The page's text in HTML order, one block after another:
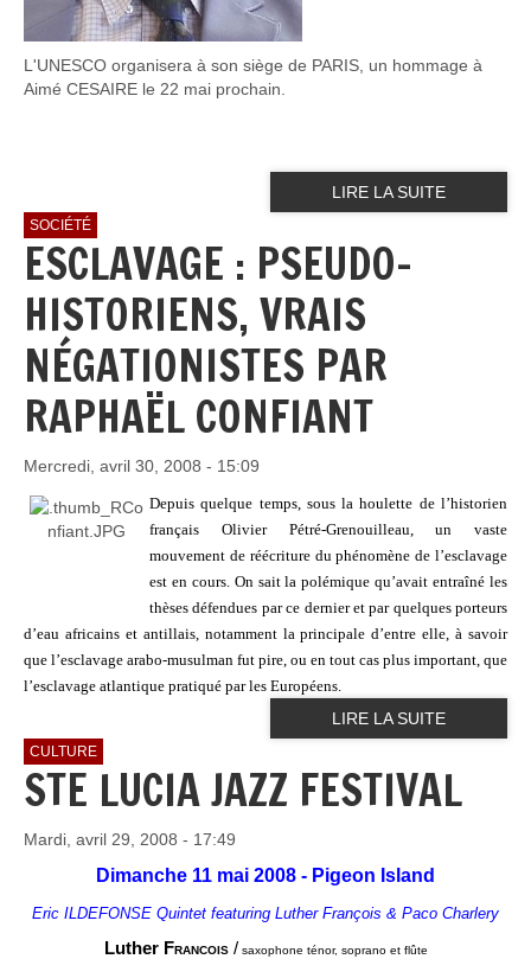
L'UNESCO organisera à son siège de PARIS, un hommage à
Aimé CESAIRE le 22 mai prochain.
LIRE LA SUITE
SOCIÉTÉ
ESCLAVAGE : PSEUDO-
HISTORIENS, VRAIS
NÉGATIONISTES PAR
RAPHAËL CONFIANT
Mercredi, avril 30, 2008 - 15:09
Depuis quelque temps, sous la houlette de l’historien
français Olivier Pétré-Grenouilleau, un vaste
mouvement de réécriture du phénomène de l’esclavage
est en cours. On sait la polémique qu’avait entraîné les
thèses défendues par ce dernier et par quelques porteurs
d’eau africains et antillais, notamment la principale d’entre elle, à savoir
que l’esclavage arabo-musulman fut pire, ou en tout cas plus important, que
l’esclavage atlantique pratiqué par les Européens.
LIRE LA SUITE
CULTURE
STE LUCIA JAZZ FESTIVAL
Mardi, avril 29, 2008 - 17:49
Dimanche 11 mai 2008 - Pigeon Island
Eric ILDEFONSE Quintet featuring Luther François & Paco Charlery
Luther Francois /saxophone ténor, soprano et flûte